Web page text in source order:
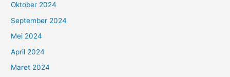
Oktober 2024
September 2024
Mei 2024
April 2024
Maret 2024